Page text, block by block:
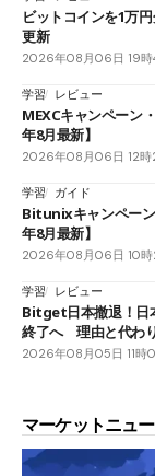
ビットコインを1万
更新
2026年08月06日 19時
学習 レビュー
MEXCキャンペーン
年8月最新】
2026年08月06日 12時
学習 ガイド
Bitunixキャンペー
年8月最新】
2026年08月06日 10時
学習 レビュー
Bitget日本撤退！日
終了へ 理由と代わ
2026年08月05日 11時
マーケットニュ